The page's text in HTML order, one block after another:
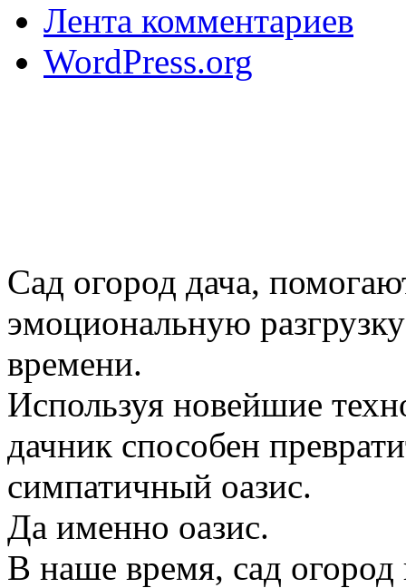
Лента комментариев
WordPress.org
Сад огород дача,
эмоциональную
времени.
Используя новейшие
дачник способен
симпатичный оазис.
Да именно оазис.
В наше время, сад огород